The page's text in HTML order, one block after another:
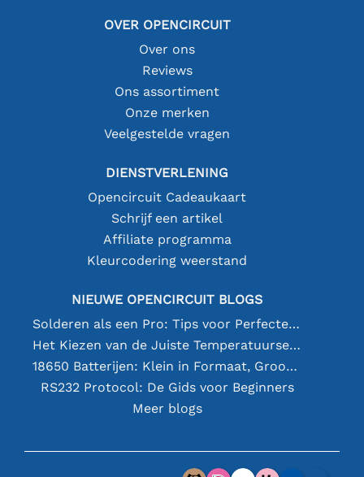
OVER OPENCIRCUIT
Over ons
Reviews
Ons assortiment
Onze merken
Veelgestelde vragen
DIENSTVERLENING
Opencircuit Cadeaukaart
Schrijf een artikel
Affiliate programma
Kleurcodering weerstand
NIEUWE OPENCIRCUIT BLOGS
Solderen als een Pro: Tips voor Perfecte Elektronische Verbindingen
Het Kiezen van de Juiste Temperatuursensor [youtube]
18650 Batterijen: Klein in Formaat, Groot in Prestatie
RS232 Protocol: De Gids voor Beginners
Meer blogs